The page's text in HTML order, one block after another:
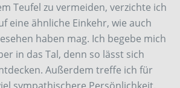
Teufel zu vermeiden, verzichte ich
eine ähnliche Einkehr, wie auch
haben mag. Ich begebe mich
in das Tal, denn so lässt sich
Außerdem treffe ich für